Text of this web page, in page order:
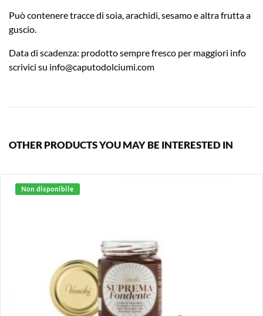
Può contenere tracce di soia, arachidi, sesamo e altra frutta a
guscio.
Data di scadenza: prodotto sempre fresco per maggiori info
scrivici su info@caputodolciumi.com
OTHER PRODUCTS YOU MAY BE INTERESTED IN
Non disponibile